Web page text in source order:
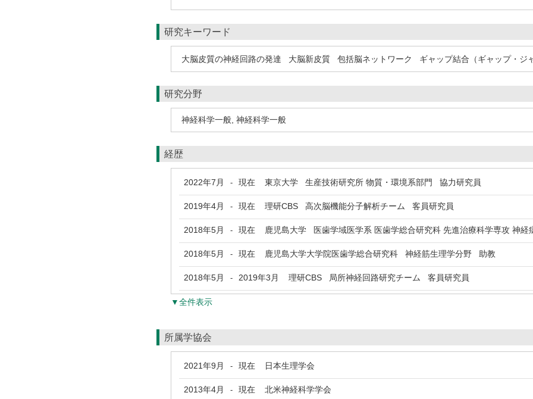
研究キーワード
大脳皮質の神経回路の発達 大脳新皮質 包括脳ネットワーク ギャップ結合（ギャップ・ジ
研究分野
神経科学一般 神経科学一般
経歴
2022年7月 - 現在 東京大学 生産技術研究所 物質・環境系部門 協力研究員
2019年4月 - 現在 理研CBS 高次脳機能分子解析チーム 客員研究員
2018年5月 - 現在 鹿児島大学 医歯学域医学系 医歯学総合研究科 先進治療科学専攻 神
2018年5月 - 現在 鹿児島大学大学院医歯学総合研究科 神経筋生理学分野 助教
2018年5月 - 2019年3月 理研CBS 局所神経回路研究チーム 客員研究員
▼全件表示
所属学協会
2021年9月 - 現在 日本生理学会
2013年4月 - 現在 北米神経科学学会